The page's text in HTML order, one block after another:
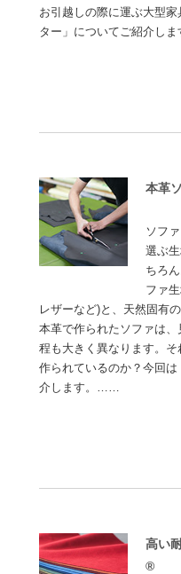
お引越しの際に運ぶ大型
ター」についてご紹介し
本革
ソフ
選ぶ
ちろ
ファ
レザーなど)と、天然固有
本革で作られたソファは
程も大きく異なります。
作られているのか？今回
介します。……
高い
®